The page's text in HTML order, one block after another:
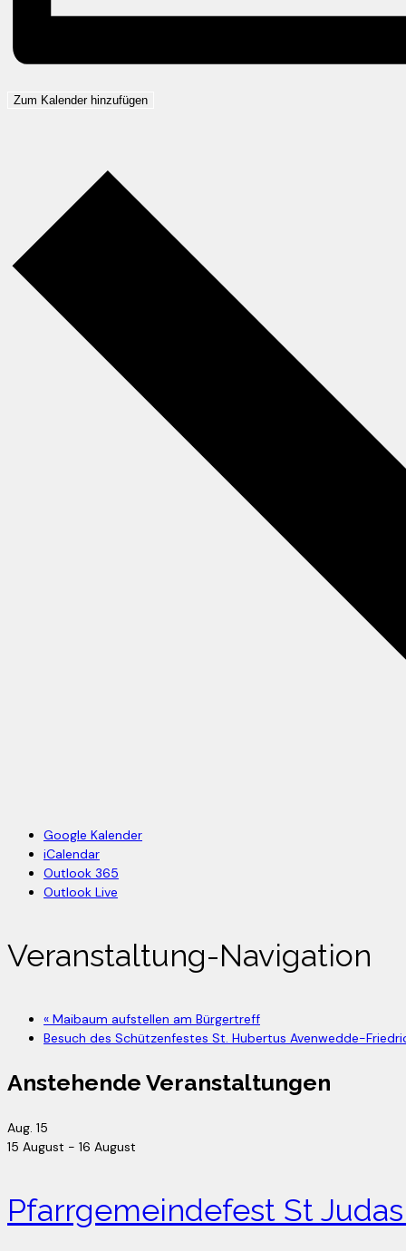
Zum Kalender hinzufügen
Google Kalender
iCalendar
Outlook 365
Outlook Live
Veranstaltung-Navigation
« Maibaum aufstellen am Bürgertreff
Besuch des Schützenfestes St. Hubertus Avenwedde-
Anstehende Veranstaltungen
Aug. 15
15 August - 16 August
Pfarrgemeindefest St